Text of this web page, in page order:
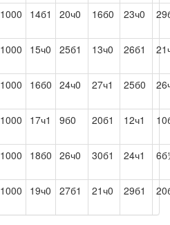
1000 14б1 20ч0 16б0 23ч0
1000 15ч0 25б1 13ч0 26б1
1000 16б0 24ч0 27ч1 25б0
1000 17ч1 9б0 20б1 12ч1
1000 18б0 26ч0 30б1 24ч1
1000 19ч0 27б1 21ч0 29б1